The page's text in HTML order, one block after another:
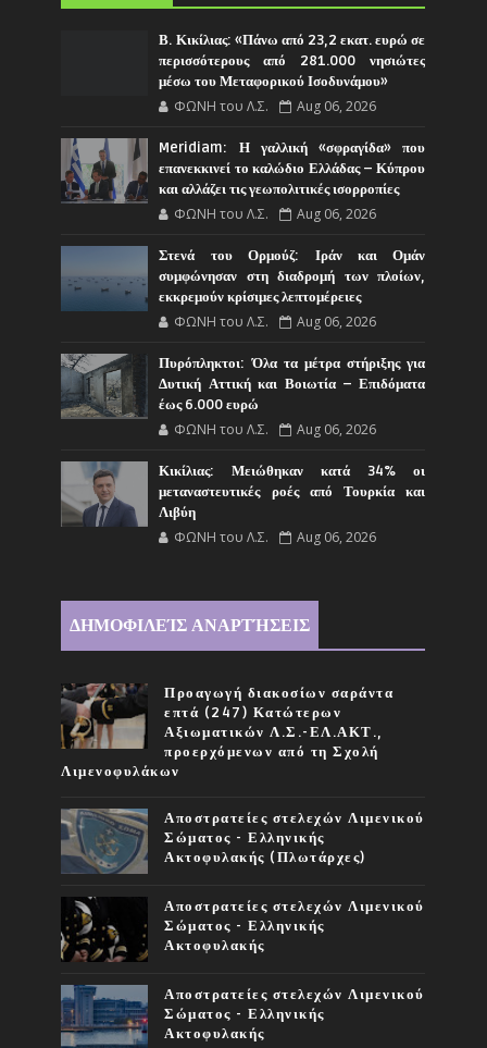
Β. Κικίλιας: «Πάνω από 23,2 εκατ. ευρώ σε
περισσότερους από 281.000 νησιώτες
μέσω του Μεταφορικού Ισοδυνάμου»
ΦΩΝΗ του Λ.Σ. Aug 06, 2026
Meridiam: Η γαλλική «σφραγίδα» που
επανεκκινεί το καλώδιο Ελλάδας – Κύπρου
και αλλάζει τις γεωπολιτικές ισορροπίες
ΦΩΝΗ του Λ.Σ. Aug 06, 2026
Στενά του Ορμούζ: Ιράν και Ομάν
συμφώνησαν στη διαδρομή των πλοίων,
εκκρεμούν κρίσιμες λεπτομέρειες
ΦΩΝΗ του Λ.Σ. Aug 06, 2026
Πυρόπληκτοι: Όλα τα μέτρα στήριξης για
Δυτική Αττική και Βοιωτία – Επιδόματα
έως 6.000 ευρώ
ΦΩΝΗ του Λ.Σ. Aug 06, 2026
Κικίλιας: Μειώθηκαν κατά 34% οι
μεταναστευτικές ροές από Τουρκία και
Λιβύη
ΦΩΝΗ του Λ.Σ. Aug 06, 2026
ΔΗΜΟΦΙΛΕΊΣ ΑΝΑΡΤΉΣΕΙΣ
Προαγωγή διακοσίων σαράντα
επτά (247) Κατώτερων
Αξιωματικών Λ.Σ.-ΕΛ.ΑΚΤ.,
προερχόμενων από τη Σχολή
Λιμενοφυλάκων
Αποστρατείες στελεχών Λιμενικού
Σώματος - Ελληνικής
Ακτοφυλακής (Πλωτάρχες)
Αποστρατείες στελεχών Λιμενικού
Σώματος - Ελληνικής
Ακτοφυλακής
Αποστρατείες στελεχών Λιμενικού
Σώματος - Ελληνικής
Ακτοφυλακής